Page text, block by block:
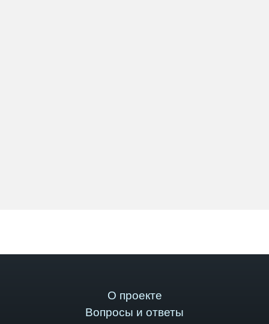
О проекте
Вопросы и ответы